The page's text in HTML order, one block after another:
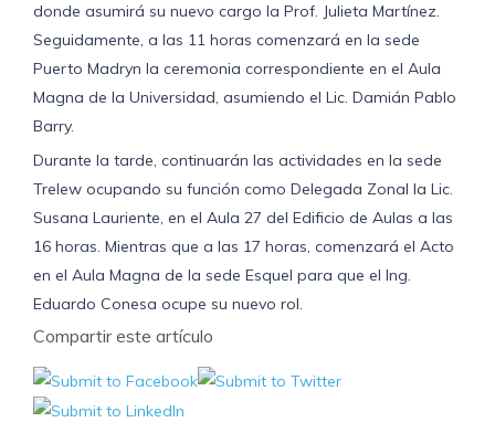
donde asumirá su nuevo cargo la Prof. Julieta Martínez.
Seguidamente, a las 11 horas comenzará en la sede
Puerto Madryn la ceremonia correspondiente en el Aula
Magna de la Universidad, asumiendo el Lic. Damián Pablo
Barry.
Durante la tarde, continuarán las actividades en la sede
Trelew ocupando su función como Delegada Zonal la Lic.
Susana Lauriente, en el Aula 27 del Edificio de Aulas a las
16 horas. Mientras que a las 17 horas, comenzará el Acto
en el Aula Magna de la sede Esquel para que el Ing.
Eduardo Conesa ocupe su nuevo rol.
Compartir este artículo